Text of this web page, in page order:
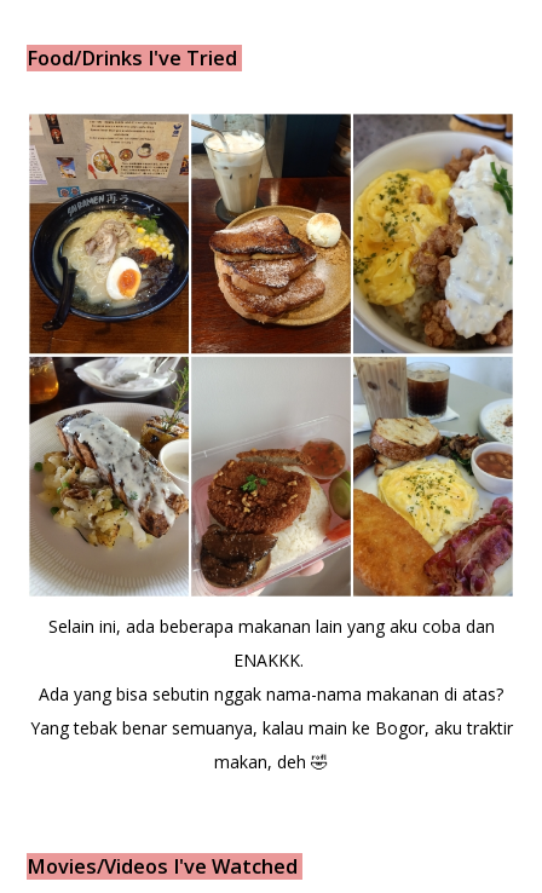
Food/Drinks I've Tried
Selain ini, ada beberapa makanan lain yang aku coba dan
ENAKKK.
Ada yang bisa sebutin nggak nama-nama makanan di atas?
Yang tebak benar semuanya, kalau main ke Bogor, aku traktir
makan, deh 🤣
Movies/Videos I've Watched